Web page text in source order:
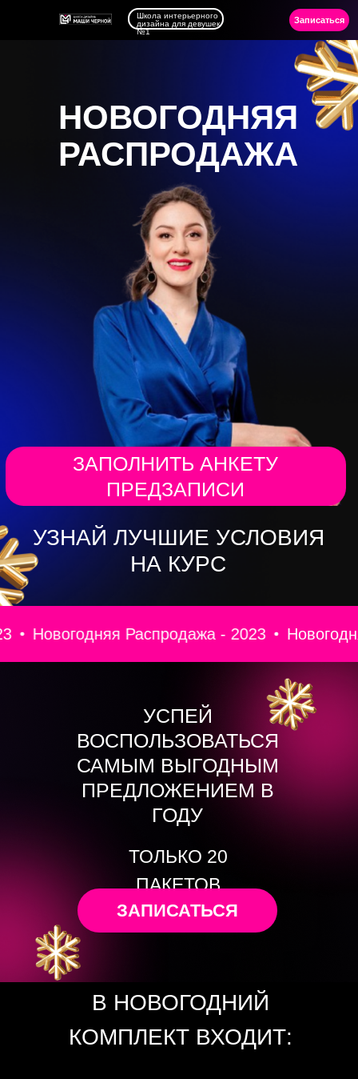
Записаться
Школа интерьерного
дизайна для девушек
№1
РАСПРОДАЖА
УЗНАЙ ЛУЧШИЕ УСЛОВИЯ
НА КУРС
ЗАПОЛНИТЬ АНКЕТУ
ПРЕДЗАПИСИ
Распродажа - 2023 Новогодняя
УСПЕЙ
ВОСПОЛЬЗОВАТЬСЯ
САМЫМ ВЫГОДНЫМ
ПРЕДЛОЖЕНИЕМ В
ГОДУ
ТОЛЬКО 20
ПАКЕТОВ
ЗАПИСАТЬСЯ
В НОВОГОДНИЙ
КОМПЛЕКТ ВХОДИТ: